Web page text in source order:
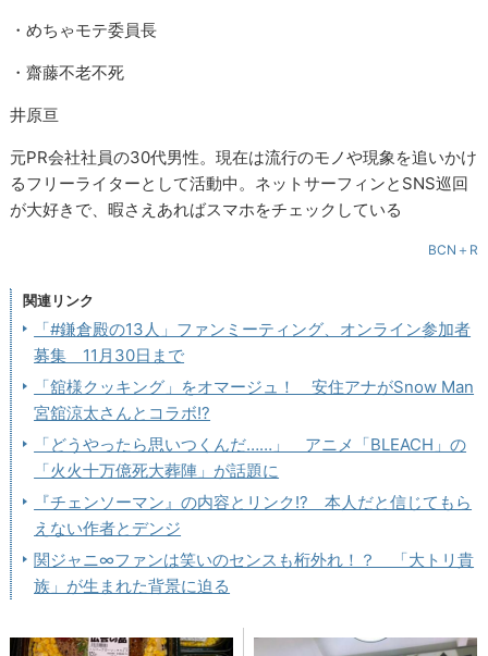
・めちゃモテ委員長
・齋藤不老不死
井原亘
元PR会社社員の30代男性。現在は流行のモノや現象を追いかけ
るフリーライターとして活動中。ネットサーフィンとSNS巡回
が大好きで、暇さえあればスマホをチェックしている
BCN＋R
関連リンク
「#鎌倉殿の13人」ファンミーティング、オンライン参加者
募集 11月30日まで
「舘様クッキング」をオマージュ！ 安住アナがSnow Man
宮舘涼太さんとコラボ!?
「どうやったら思いつくんだ……」 アニメ「BLEACH」の
「火火十万億死大葬陣」が話題に
『チェンソーマン』の内容とリンク!? 本人だと信じてもら
えない作者とデンジ
関ジャニ∞ファンは笑いのセンスも桁外れ！？ 「大トリ貴
族」が生まれた背景に迫る